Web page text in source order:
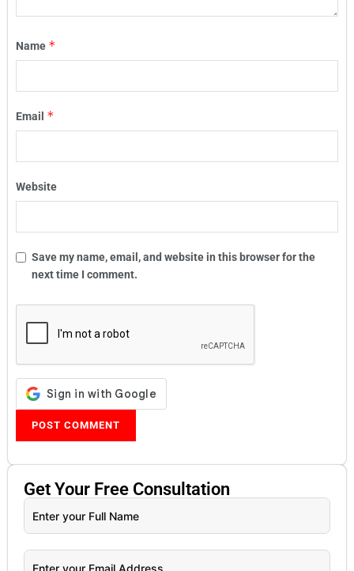
Name *
Email *
Website
Save my name, email, and website in this browser for the
next time I comment.
Get Your Free Consultation